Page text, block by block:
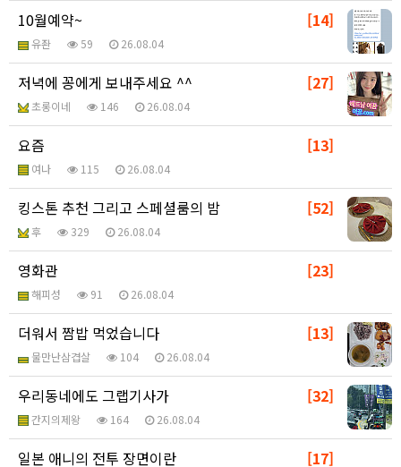
[14]
10월예약~
유좐 59 26.08.04
[27]
저녁에 꽁에게 보내주세요 ^^
초롱이네 146 26.08.04
[13]
요즘
여나 115 26.08.04
[52]
킹스톤 추천 그리고 스페셜룸의 밤
후 329 26.08.04
[23]
영화관
해피성 91 26.08.04
[13]
더워서 짬밥 먹었습니다
물만난삼겹살 104 26.08.04
[32]
우리동네에도 그랩기사가
간지의제왕 164 26.08.04
[17]
일본 애니의 전투 장면이란